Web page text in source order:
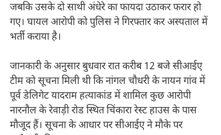
जबकि उसके दो साथी अंधेरे का फायदा उठाकर फरार हो
गए। घायल आरोपी को पुलिस ने गिरफ्तार कर अस्पताल में
भर्ती कराया है।
जानकारी के अनुसार बुधवार रात करीब 12 बजे सीआईए
टीम को सूचना मिली थी कि नांगल चौधरी के नायन गांव में
पूर्व डेलिगेट यादराम हत्याकांड में शामिल कुछ आरोपी
नारनौल के रेवाड़ी रोड स्थित चिंकारा रेस्ट हाउस के पास
मौजूद हैं। सूचना के आधार पर सीआईए ने मौके पर